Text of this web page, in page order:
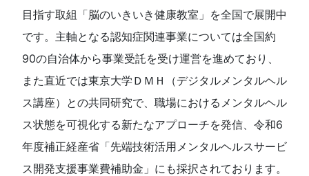
目指す取組「脳のいきいき健康教室」を全国で展開中
です。主軸となる認知症関連事業については全国約
90の自治体から事業受託を受け運営を進めており、
また直近では東京大学ＤＭＨ（デジタルメンタルヘル
ス講座）との共同研究で、職場におけるメンタルヘル
ス状態を可視化する新たなアプローチを発信、令和6
年度補正経産省「先端技術活用メンタルヘルスサービ
ス開発支援事業費補助金」にも採択されております。